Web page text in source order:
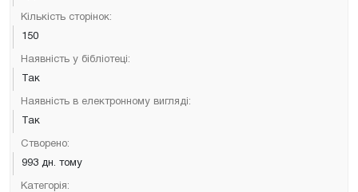
Кількість сторінок:
150
Наявність у бібліотеці:
Так
Наявність в електронному вигляді:
Так
Створено:
993 дн. тому
Категорія: